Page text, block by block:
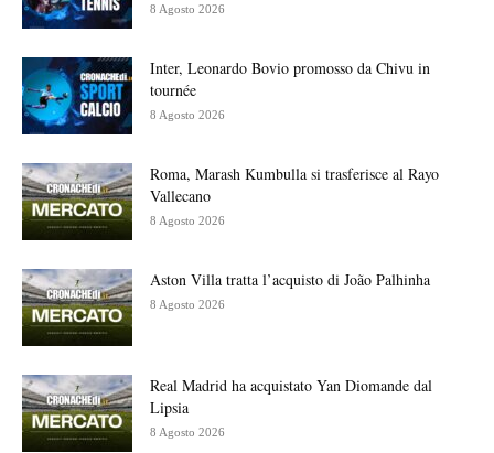
8 Agosto 2026
Inter, Leonardo Bovio promosso da Chivu in
tournée
8 Agosto 2026
Roma, Marash Kumbulla si trasferisce al Rayo
Vallecano
8 Agosto 2026
Aston Villa tratta l’acquisto di João Palhinha
8 Agosto 2026
Real Madrid ha acquistato Yan Diomande dal
Lipsia
8 Agosto 2026